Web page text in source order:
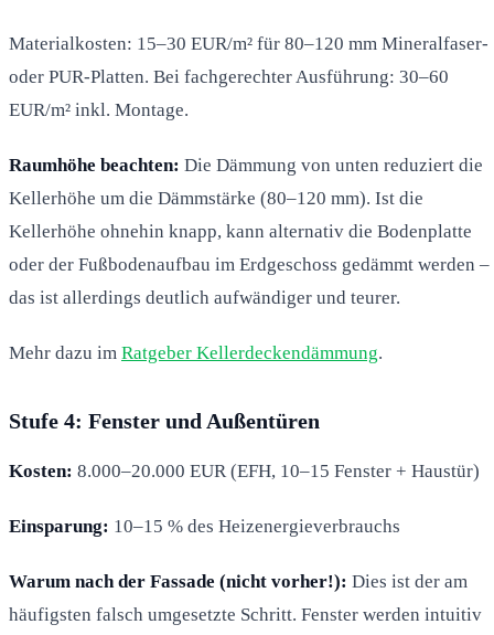
Materialkosten: 15–30 EUR/m² für 80–120 mm Mineralfaser-
oder PUR-Platten. Bei fachgerechter Ausführung: 30–60
EUR/m² inkl. Montage.
Raumhöhe beachten: Die Dämmung von unten reduziert die
Kellerhöhe um die Dämmstärke (80–120 mm). Ist die
Kellerhöhe ohnehin knapp, kann alternativ die Bodenplatte
oder der Fußbodenaufbau im Erdgeschoss gedämmt werden –
das ist allerdings deutlich aufwändiger und teurer.
Mehr dazu im Ratgeber Kellerdeckendämmung.
Stufe 4: Fenster und Außentüren
Kosten: 8.000–20.000 EUR (EFH, 10–15 Fenster + Haustür)
Einsparung: 10–15 % des Heizenergieverbrauchs
Warum nach der Fassade (nicht vorher!): Dies ist der am
häufigsten falsch umgesetzte Schritt. Fenster werden intuitiv